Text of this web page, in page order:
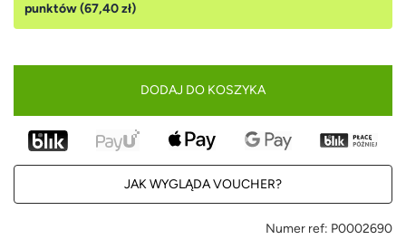
punktów (67,40 zł)
DODAJ DO KOSZYKA
JAK WYGLĄDA VOUCHER?
Numer ref: P0002690